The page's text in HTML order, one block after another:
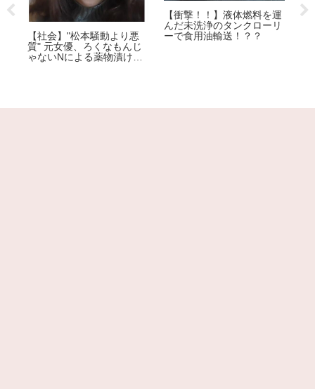
騒動より悪
くなもんじ
る薬物漬けレ
【衝撃！！】液体燃料を運
んだ未洗浄のタンクローリ
ーで食用油輸送！？？
【Ｘ】人気セクシ